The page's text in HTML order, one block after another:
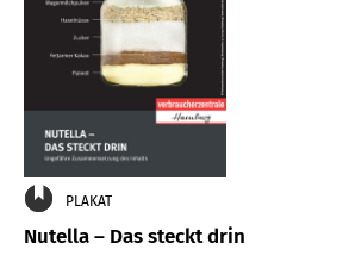
PLAKAT
Nutella – Das steckt drin